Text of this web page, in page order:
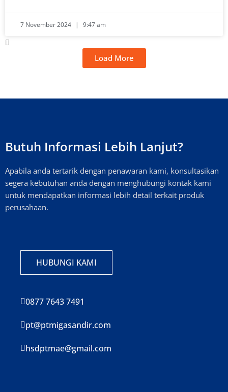
7 November 2024 9:47 am
Load More
Butuh Informasi Lebih Lanjut?
Apabila anda tertarik dengan penawaran kami, konsultasikan
segera kebutuhan anda dengan menghubungi kontak kami
untuk mendapatkan informasi lebih detail terkait produk
perusahaan.
HUBUNGI KAMI
0877 7643 7491
pt@ptmigasandir.com
hsdptmae@gmail.com